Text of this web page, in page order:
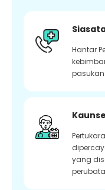
Hantar
yang